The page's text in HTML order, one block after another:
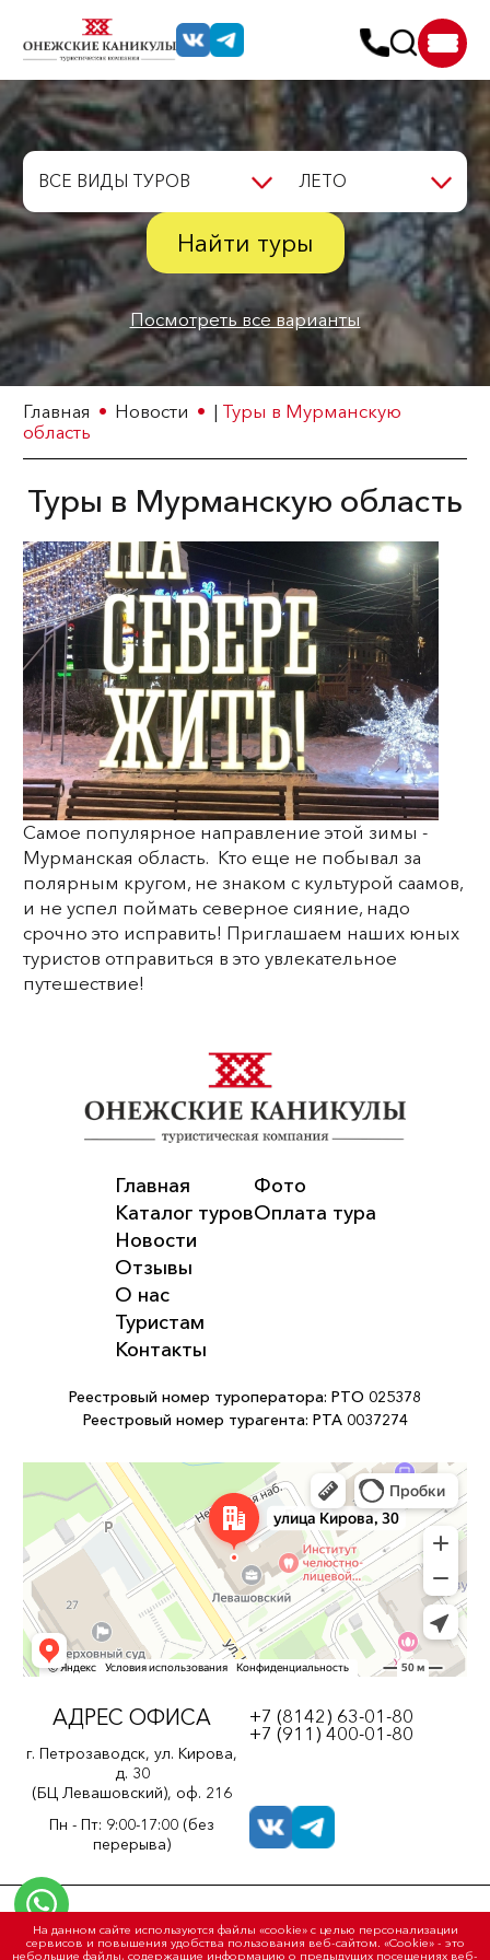
ВСЕ ВИДЫ ТУРОВ ЛЕТО
Найти туры
Посмотреть все варианты
Главная Новости | Туры в Мурманскую
область
Туры в Мурманскую область
Самое популярное направление этой зимы -
Мурманская область. Кто еще не побывал за
полярным кругом, не знаком с культурой саамов,
и не успел поймать северное сияние, надо
срочно это исправить! Приглашаем наших юных
туристов отправиться в это увлекательное
путешествие!
Главная
Каталог туров
Новости
Отзывы
О нас
Туристам
Контакты
Фото
Оплата тура
Реестровый номер туроператора: РТО 025378
Реестровый номер турагента: РТА 0037274
+7 (8142) 63-01-80
+7 (911) 400-01-80
АДРЕС ОФИСА
г. Петрозаводск, ул. Кирова,
д. 30
(БЦ Левашовский), оф. 216
Пн - Пт: 9:00-17:00 (без
перерыва)
Политика конфиденциальности
Пользовательское соглашение
На данном сайте используются файлы «cookie» с целью персонализации
сервисов и повышения удобства пользования веб-сайтом. «Cookie» - это
небольшие файлы, содержащие информацию о предыдущих посещениях веб-